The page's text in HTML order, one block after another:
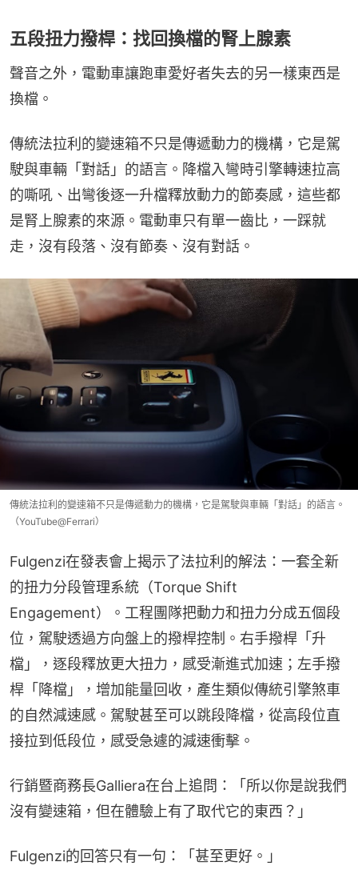
五段扭力撥桿：找回換檔的腎上腺素
聲音之外，電動車讓跑車愛好者失去的另一樣東西是
換檔。
傳統法拉利的變速箱不只是傳遞動力的機構，它是駕
駛與車輛「對話」的語言。降檔入彎時引擎轉速拉高
的嘶吼、出彎後逐一升檔釋放動力的節奏感，這些都
是腎上腺素的來源。電動車只有單一齒比，一踩就
走，沒有段落、沒有節奏、沒有對話。
傳統法拉利的變速箱不只是傳遞動力的機構，它是駕駛與車輛「對話」的語言。
（YouTube@Ferrari）
Fulgenzi在發表會上揭示了法拉利的解法：一套全新
的扭力分段管理系統（Torque Shift
Engagement）。工程團隊把動力和扭力分成五個段
位，駕駛透過方向盤上的撥桿控制。右手撥桿「升
檔」，逐段釋放更大扭力，感受漸進式加速；左手撥
桿「降檔」，增加能量回收，產生類似傳統引擎煞車
的自然減速感。駕駛甚至可以跳段降檔，從高段位直
接拉到低段位，感受急遽的減速衝擊。
行銷暨商務長Galliera在台上追問：「所以你是說我們
沒有變速箱，但在體驗上有了取代它的東西？」
Fulgenzi的回答只有一句：「甚至更好。」